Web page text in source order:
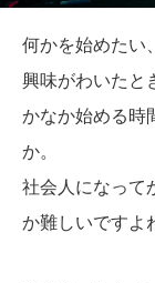
何かを始めたい
興味がわいたと
かなか始める時
か。
社会人になって
か難しいですよ